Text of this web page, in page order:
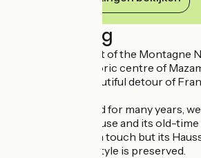
Beschrijving
Nestled at the foot of the Montagne
house, in the historic centre of
among "More beautiful detour of
Entirely renovated for many years,
the soul of our house and its old-
brought a modern touch but its
Second Empire-style is preserved.